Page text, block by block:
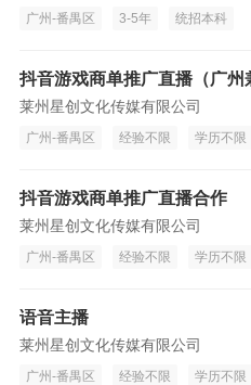
广州-番禺区 3-5年 统招本科
抖音游戏商单推广直播（广州
莱州星创文化传媒有限公司
广州-番禺区 经验不限 学历不限
抖音游戏商单推广直播合作
莱州星创文化传媒有限公司
广州-番禺区 经验不限 学历不限
语音主播
莱州星创文化传媒有限公司
广州-番禺区 经验不限 学历不限